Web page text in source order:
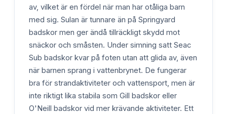
av, vilket är en fördel när man har otåliga barn
med sig. Sulan är tunnare än på Springyard
badskor men ger ändå tillräckligt skydd mot
snäckor och småsten. Under simning satt Seac
Sub badskor kvar på foten utan att glida av, även
när barnen sprang i vattenbrynet. De fungerar
bra för strandaktiviteter och vattensport, men är
inte riktigt lika stabila som Gill badskor eller
O'Neill badskor vid mer krävande aktiviteter. Ett